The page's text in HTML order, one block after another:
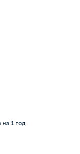
на 1 год